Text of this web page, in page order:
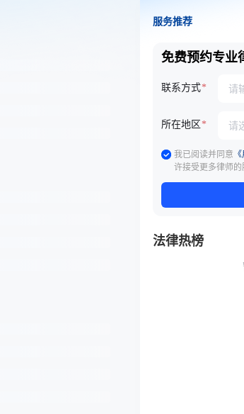
服务推荐
免费预约专业
联系方式
所在地区
我已阅读并同意
许接受更多律师的
法律热榜